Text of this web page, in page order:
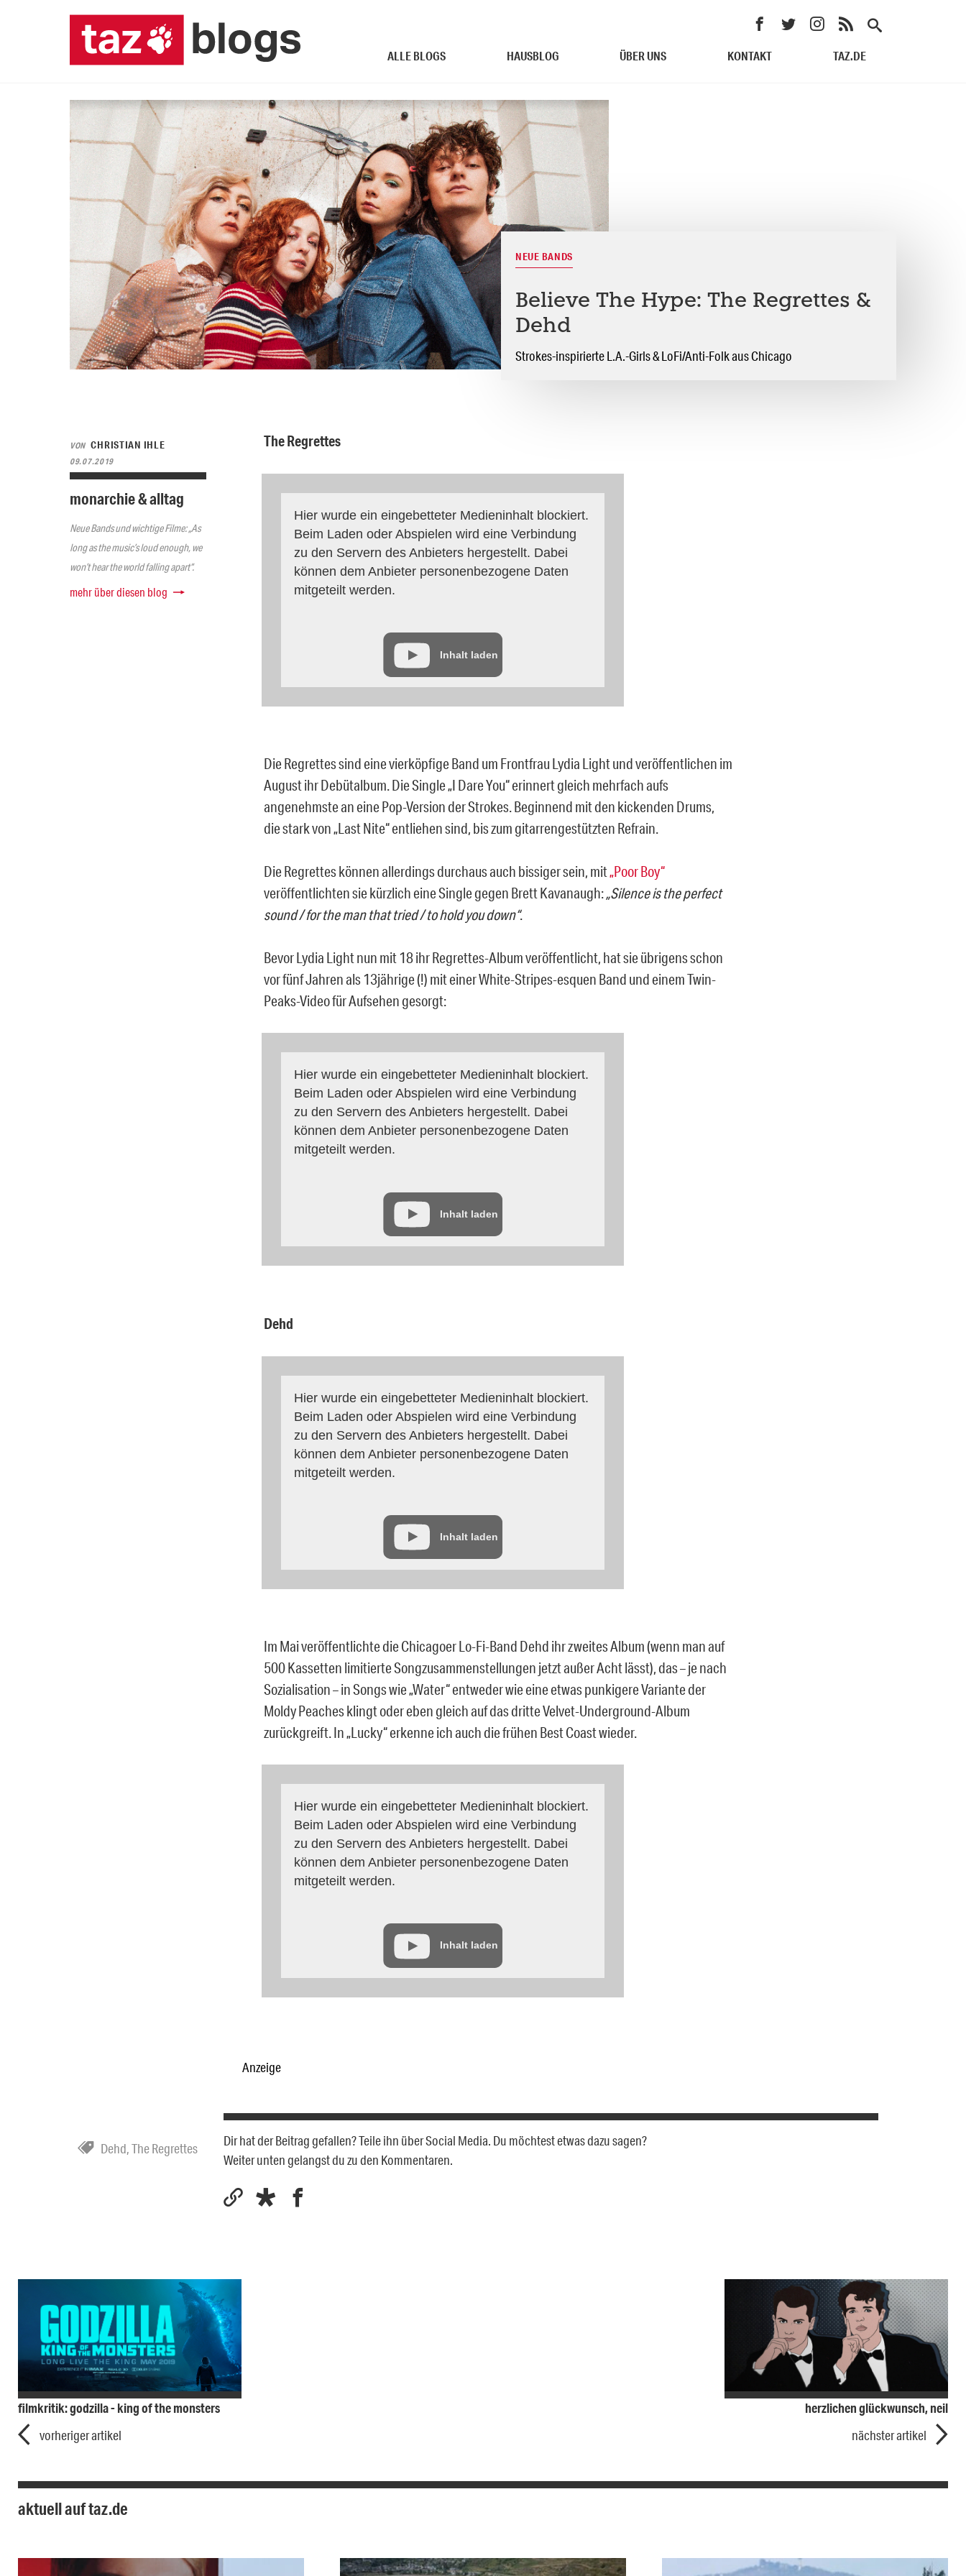
ALLE BLOGS HAUSBLOG ÜBER UNS KONTAKT TAZ.DE
NEUE BANDS
Believe The Hype: The Regrettes &
Dehd
Strokes-inspirierte L.A.-Girls & LoFi/Anti-Folk aus Chicago
VON CHRISTIAN IHLE
09.07.2019
monarchie & alltag
Neue Bands und wichtige Filme: „As
long as the music’s loud enough, we
won’t hear the world falling apart“.
mehr über diesen blog
The Regrettes
Hier wurde ein eingebetteter Medieninhalt blockiert.
Beim Laden oder Abspielen wird eine Verbindung
zu den Servern des Anbieters hergestellt. Dabei
können dem Anbieter personenbezogene Daten
mitgeteilt werden.
Inhalt laden
Die Regrettes sind eine vierköpfige Band um Frontfrau Lydia Light und veröffentlichen im
August ihr Debütalbum. Die Single „I Dare You“ erinnert gleich mehrfach aufs
angenehmste an eine Pop-Version der Strokes. Beginnend mit den kickenden Drums,
die stark von „Last Nite“ entliehen sind, bis zum gitarrengestützten Refrain.
Die Regrettes können allerdings durchaus auch bissiger sein, mit„Poor Boy“
veröffentlichten sie kürzlich eine Single gegen Brett Kavanaugh:„Silence is the perfect
sound / for the man that tried / to hold you down“.
Bevor Lydia Light nun mit 18 ihr Regrettes-Album veröffentlicht, hat sie übrigens schon
vor fünf Jahren als 13jährige (!) mit einer White-Stripes-esquen Band und einem Twin-
Peaks-Video für Aufsehen gesorgt:
Hier wurde ein eingebetteter Medieninhalt blockiert.
Beim Laden oder Abspielen wird eine Verbindung
zu den Servern des Anbieters hergestellt. Dabei
können dem Anbieter personenbezogene Daten
mitgeteilt werden.
Inhalt laden
Dehd
Hier wurde ein eingebetteter Medieninhalt blockiert.
Beim Laden oder Abspielen wird eine Verbindung
zu den Servern des Anbieters hergestellt. Dabei
können dem Anbieter personenbezogene Daten
mitgeteilt werden.
Inhalt laden
Im Mai veröffentlichte die Chicagoer Lo-Fi-Band Dehd ihr zweites Album (wenn man auf
500 Kassetten limitierte Songzusammenstellungen jetzt außer Acht lässt), das – je nach
Sozialisation – in Songs wie „Water“ entweder wie eine etwas punkigere Variante der
Moldy Peaches klingt oder eben gleich auf das dritte Velvet-Underground-Album
zurückgreift. In „Lucky“ erkenne ich auch die frühen Best Coast wieder.
Hier wurde ein eingebetteter Medieninhalt blockiert.
Beim Laden oder Abspielen wird eine Verbindung
zu den Servern des Anbieters hergestellt. Dabei
können dem Anbieter personenbezogene Daten
mitgeteilt werden.
Inhalt laden
Anzeige
Dehd,The Regrettes
Dir hat der Beitrag gefallen? Teile ihn über Social Media. Du möchtest etwas dazu sagen?
Weiter unten gelangst du zu den Kommentaren.
filmkritik: godzilla - king of the monsters
vorheriger artikel
herzlichen glückwunsch, neil
nächster artikel
aktuell auf taz.de